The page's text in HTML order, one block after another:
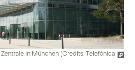
in München (Credits: Telefónica